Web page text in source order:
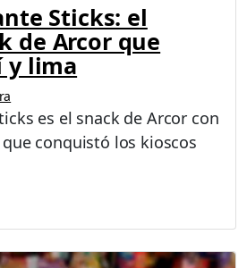
Sticks: el
de Arcor que
y lima
es el snack de Arcor con
conquistó los kioscos